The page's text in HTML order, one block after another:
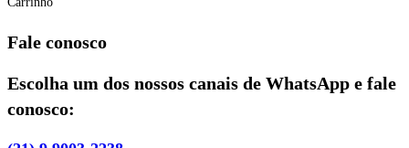
Fale conosco
Escolha um dos nossos canais de WhatsApp e fale
conosco: